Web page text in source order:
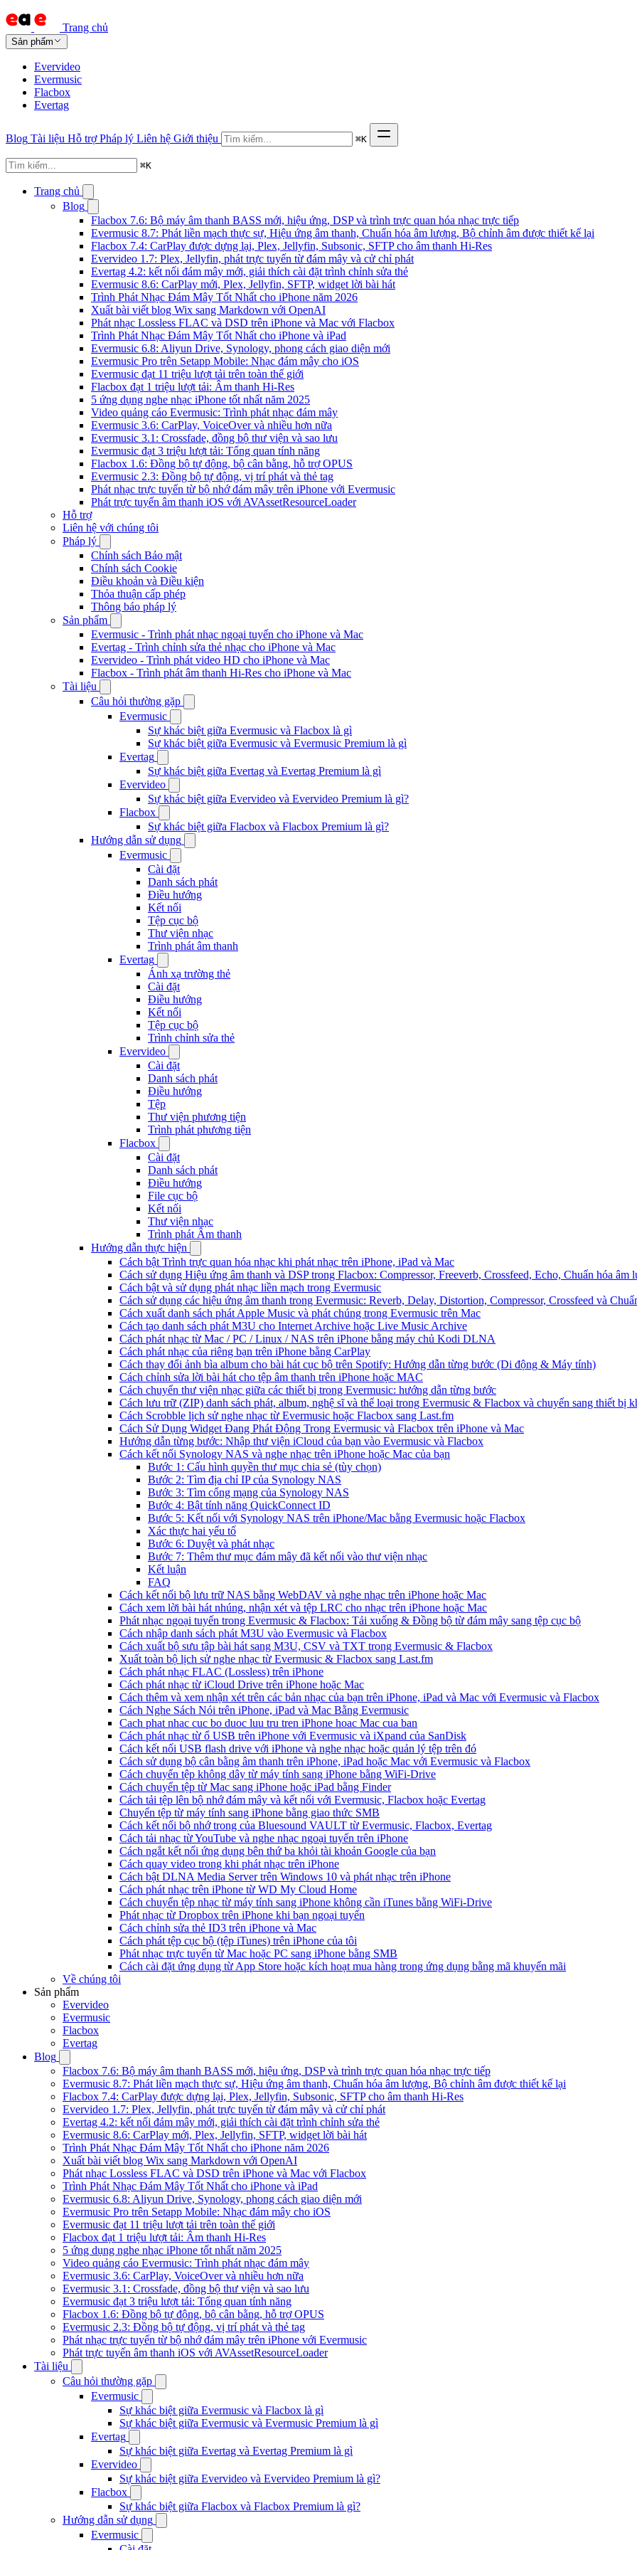
Trang chủ
Sản phẩm
Evervideo
Evermusic
Flacbox
Evertag
Blog Tài liệu Hỗ trợ Pháp lý Liên hệ Giới thiệu ⌘K
⌘K
Trang chủ
Blog
Flacbox 7.6: Bộ máy âm thanh BASS mới, hiệu ứng, DSP và trình trực quan hóa nhạc trực tiếp
Evermusic 8.7: Phát liền mạch thực sự, Hiệu ứng âm thanh, Chuẩn hóa âm lượng, Bộ chỉnh âm được thiết kế lại
Flacbox 7.4: CarPlay được dựng lại, Plex, Jellyfin, Subsonic, SFTP cho âm thanh Hi-Res
Evervideo 1.7: Plex, Jellyfin, phát trực tuyến từ đám mây và cử chỉ phát
Evertag 4.2: kết nối đám mây mới, giải thích cài đặt trình chỉnh sửa thẻ
Evermusic 8.6: CarPlay mới, Plex, Jellyfin, SFTP, widget lời bài hát
Trình Phát Nhạc Đám Mây Tốt Nhất cho iPhone năm 2026
Xuất bài viết blog Wix sang Markdown với OpenAI
Phát nhạc Lossless FLAC và DSD trên iPhone và Mac với Flacbox
Trình Phát Nhạc Đám Mây Tốt Nhất cho iPhone và iPad
Evermusic 6.8: Aliyun Drive, Synology, phong cách giao diện mới
Evermusic Pro trên Setapp Mobile: Nhạc đám mây cho iOS
Evermusic đạt 11 triệu lượt tải trên toàn thế giới
Flacbox đạt 1 triệu lượt tải: Âm thanh Hi-Res
5 ứng dụng nghe nhạc iPhone tốt nhất năm 2025
Video quảng cáo Evermusic: Trình phát nhạc đám mây
Evermusic 3.6: CarPlay, VoiceOver và nhiều hơn nữa
Evermusic 3.1: Crossfade, đồng bộ thư viện và sao lưu
Evermusic đạt 3 triệu lượt tải: Tổng quan tính năng
Flacbox 1.6: Đồng bộ tự động, bộ cân bằng, hỗ trợ OPUS
Evermusic 2.3: Đồng bộ tự động, vị trí phát và thẻ tag
Phát nhạc trực tuyến từ bộ nhớ đám mây trên iPhone với Evermusic
Phát trực tuyến âm thanh iOS với AVAssetResourceLoader
Hỗ trợ
Liên hệ với chúng tôi
Pháp lý
Chính sách Bảo mật
Chính sách Cookie
Điều khoản và Điều kiện
Thỏa thuận cấp phép
Thông báo pháp lý
Sản phẩm
Evermusic - Trình phát nhạc ngoại tuyến cho iPhone và Mac
Evertag - Trình chỉnh sửa thẻ nhạc cho iPhone và Mac
Evervideo - Trình phát video HD cho iPhone và Mac
Flacbox - Trình phát âm thanh Hi-Res cho iPhone và Mac
Tài liệu
Câu hỏi thường gặp
Evermusic
Sự khác biệt giữa Evermusic và Flacbox là gì
Sự khác biệt giữa Evermusic và Evermusic Premium là gì
Evertag
Sự khác biệt giữa Evertag và Evertag Premium là gì
Evervideo
Sự khác biệt giữa Evervideo và Evervideo Premium là gì?
Flacbox
Sự khác biệt giữa Flacbox và Flacbox Premium là gì?
Hướng dẫn sử dụng
Evermusic
Cài đặt
Danh sách phát
Điều hướng
Kết nối
Tệp cục bộ
Thư viện nhạc
Trình phát âm thanh
Evertag
Ánh xạ trường thẻ
Cài đặt
Điều hướng
Kết nối
Tệp cục bộ
Trình chỉnh sửa thẻ
Evervideo
Cài đặt
Danh sách phát
Điều hướng
Tệp
Thư viện phương tiện
Trình phát phương tiện
Flacbox
Cài đặt
Danh sách phát
Điều hướng
File cục bộ
Kết nối
Thư viện nhạc
Trình phát Âm thanh
Hướng dẫn thực hiện
Cách bật Trình trực quan hóa nhạc khi phát nhạc trên iPhone, iPad và Mac
Cách sử dụng Hiệu ứng âm thanh và DSP trong Flacbox: Compressor, Freeverb, Crossfeed, Echo, Chuẩn hóa âm
Cách bật và sử dụng phát nhạc liền mạch trong Evermusic
Cách sử dụng các hiệu ứng âm thanh trong Evermusic: Reverb, Delay, Distortion, Compressor, Crossfeed và
Cách xuất danh sách phát Apple Music và phát chúng trong Evermusic trên Mac
Cách tạo danh sách phát M3U cho Internet Archive hoặc Live Music Archive
Cách phát nhạc từ Mac / PC / Linux / NAS trên iPhone bằng máy chủ Kodi DLNA
Cách phát nhạc của riêng bạn trên iPhone bằng CarPlay
Cách thay đổi ảnh bìa album cho bài hát cục bộ trên Spotify: Hướng dẫn từng bước (Di động & Máy tính)
Cách chỉnh sửa lời bài hát cho tệp âm thanh trên iPhone hoặc MAC
Cách chuyển thư viện nhạc giữa các thiết bị trong Evermusic: hướng dẫn từng bước
Cách lưu trữ (ZIP) danh sách phát, album, nghệ sĩ và thể loại trong Evermusic & Flacbox và chuyển sang thiết bị
Cách Scrobble lịch sử nghe nhạc từ Evermusic hoặc Flacbox sang Last.fm
Cách Sử Dụng Widget Đang Phát Động Trong Evermusic và Flacbox trên iPhone và Mac
Hướng dẫn từng bước: Nhập thư viện iCloud của bạn vào Evermusic và Flacbox
Cách kết nối Synology NAS và nghe nhạc trên iPhone hoặc Mac của bạn
Bước 1: Cấu hình quyền thư mục chia sẻ (tùy chọn)
Bước 2: Tìm địa chỉ IP của Synology NAS
Bước 3: Tìm cổng mạng của Synology NAS
Bước 4: Bật tính năng QuickConnect ID
Bước 5: Kết nối với Synology NAS trên iPhone/Mac bằng Evermusic hoặc Flacbox
Xác thực hai yếu tố
Bước 6: Duyệt và phát nhạc
Bước 7: Thêm thư mục đám mây đã kết nối vào thư viện nhạc
Kết luận
FAQ
Cách kết nối bộ lưu trữ NAS bằng WebDAV và nghe nhạc trên iPhone hoặc Mac
Cách xem lời bài hát nhúng, nhận xét và tệp LRC cho nhạc trên iPhone hoặc Mac
Phát nhạc ngoại tuyến trong Evermusic & Flacbox: Tải xuống & Đồng bộ từ đám mây sang tệp cục bộ
Cách nhập danh sách phát M3U vào Evermusic và Flacbox
Cách xuất bộ sưu tập bài hát sang M3U, CSV và TXT trong Evermusic & Flacbox
Xuất toàn bộ lịch sử nghe nhạc từ Evermusic & Flacbox sang Last.fm
Cách phát nhạc FLAC (Lossless) trên iPhone
Cách phát nhạc từ iCloud Drive trên iPhone hoặc Mac
Cách thêm và xem nhận xét trên các bản nhạc của bạn trên iPhone, iPad và Mac với Evermusic và Flacbox
Cách Nghe Sách Nói trên iPhone, iPad và Mac Bằng Evermusic
Cach phat nhac cuc bo duoc luu tru tren iPhone hoac Mac cua ban
Cách phát nhạc từ ổ USB trên iPhone với Evermusic và iXpand của SanDisk
Cách kết nối USB flash drive với iPhone và nghe nhạc hoặc quản lý tệp trên đó
Cách sử dụng bộ cân bằng âm thanh trên iPhone, iPad hoặc Mac với Evermusic và Flacbox
Cách chuyển tệp không dây từ máy tính sang iPhone bằng WiFi-Drive
Cách chuyển tệp từ Mac sang iPhone hoặc iPad bằng Finder
Cách tải tệp lên bộ nhớ đám mây và kết nối với Evermusic, Flacbox hoặc Evertag
Chuyển tệp từ máy tính sang iPhone bằng giao thức SMB
Cách kết nối bộ nhớ trong của Bluesound VAULT từ Evermusic, Flacbox, Evertag
Cách tải nhạc từ YouTube và nghe nhạc ngoại tuyến trên iPhone
Cách ngắt kết nối ứng dụng bên thứ ba khỏi tài khoản Google của bạn
Cách quay video trong khi phát nhạc trên iPhone
Cách bật DLNA Media Server trên Windows 10 và phát nhạc trên iPhone
Cách phát nhạc trên iPhone từ WD My Cloud Home
Cách chuyển tệp nhạc từ máy tính sang iPhone không cần iTunes bằng WiFi-Drive
Phát nhạc từ Dropbox trên iPhone khi bạn ngoại tuyến
Cách chỉnh sửa thẻ ID3 trên iPhone và Mac
Cách phát tệp cục bộ (tệp iTunes) trên iPhone của tôi
Phát nhạc trực tuyến từ Mac hoặc PC sang iPhone bằng SMB
Cách cài đặt ứng dụng từ App Store hoặc kích hoạt mua hàng trong ứng dụng bằng mã khuyến mãi
Về chúng tôi
Sản phẩm
Evervideo
Evermusic
Flacbox
Evertag
Blog
Flacbox 7.6: Bộ máy âm thanh BASS mới, hiệu ứng, DSP và trình trực quan hóa nhạc trực tiếp
Evermusic 8.7: Phát liền mạch thực sự, Hiệu ứng âm thanh, Chuẩn hóa âm lượng, Bộ chỉnh âm được thiết kế lại
Flacbox 7.4: CarPlay được dựng lại, Plex, Jellyfin, Subsonic, SFTP cho âm thanh Hi-Res
Evervideo 1.7: Plex, Jellyfin, phát trực tuyến từ đám mây và cử chỉ phát
Evertag 4.2: kết nối đám mây mới, giải thích cài đặt trình chỉnh sửa thẻ
Evermusic 8.6: CarPlay mới, Plex, Jellyfin, SFTP, widget lời bài hát
Trình Phát Nhạc Đám Mây Tốt Nhất cho iPhone năm 2026
Xuất bài viết blog Wix sang Markdown với OpenAI
Phát nhạc Lossless FLAC và DSD trên iPhone và Mac với Flacbox
Trình Phát Nhạc Đám Mây Tốt Nhất cho iPhone và iPad
Evermusic 6.8: Aliyun Drive, Synology, phong cách giao diện mới
Evermusic Pro trên Setapp Mobile: Nhạc đám mây cho iOS
Evermusic đạt 11 triệu lượt tải trên toàn thế giới
Flacbox đạt 1 triệu lượt tải: Âm thanh Hi-Res
5 ứng dụng nghe nhạc iPhone tốt nhất năm 2025
Video quảng cáo Evermusic: Trình phát nhạc đám mây
Evermusic 3.6: CarPlay, VoiceOver và nhiều hơn nữa
Evermusic 3.1: Crossfade, đồng bộ thư viện và sao lưu
Evermusic đạt 3 triệu lượt tải: Tổng quan tính năng
Flacbox 1.6: Đồng bộ tự động, bộ cân bằng, hỗ trợ OPUS
Evermusic 2.3: Đồng bộ tự động, vị trí phát và thẻ tag
Phát nhạc trực tuyến từ bộ nhớ đám mây trên iPhone với Evermusic
Phát trực tuyến âm thanh iOS với AVAssetResourceLoader
Tài liệu
Câu hỏi thường gặp
Evermusic
Sự khác biệt giữa Evermusic và Flacbox là gì
Sự khác biệt giữa Evermusic và Evermusic Premium là gì
Evertag
Sự khác biệt giữa Evertag và Evertag Premium là gì
Evervideo
Sự khác biệt giữa Evervideo và Evervideo Premium là gì?
Flacbox
Sự khác biệt giữa Flacbox và Flacbox Premium là gì?
Hướng dẫn sử dụng
Evermusic